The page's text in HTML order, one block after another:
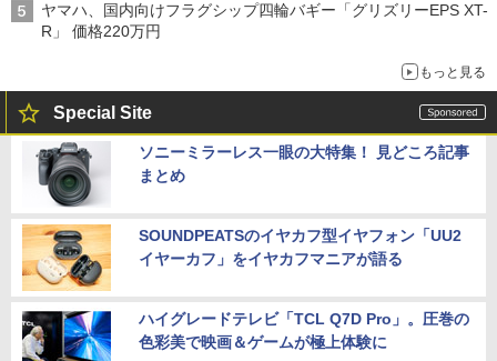
ヤマハ、国内向けフラグシップ四輪バギー「グリズリーEPS XT-
R」 価格220万円
もっと見る
Special Site
ソニーミラーレス一眼の大特集！ 見どころ記事
まとめ
SOUNDPEATSのイヤカフ型イヤフォン「UU2
イヤーカフ」をイヤカフマニアが語る
ハイグレードテレビ「TCL Q7D Pro」。圧巻の
色彩美で映画＆ゲームが極上体験に